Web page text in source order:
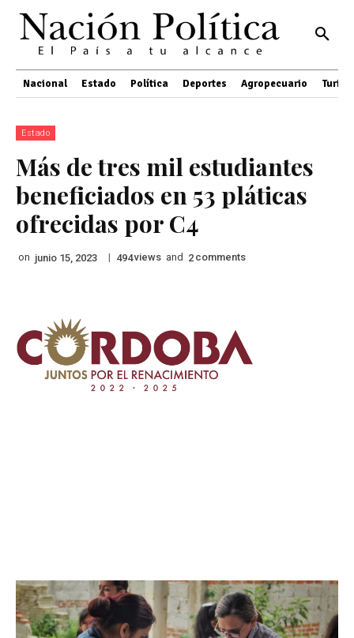
Nacional Estado Política Deportes Agropecuario
Estado
Más de tres mil estudiantes
beneficiados en 53 pláticas
ofrecidas por C4
on junio 15, 2023 | 494views and 2 comments